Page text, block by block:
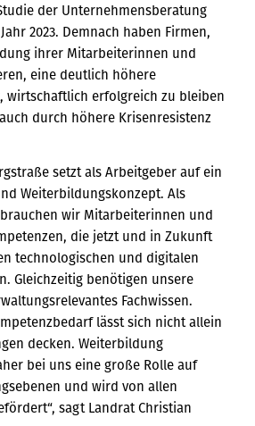
der Unternehmensberatung
2023. Demnach haben Firmen,
ihrer Mitarbeiterinnen und
eine deutlich höhere
wirtschaftlich erfolgreich zu bleiben
durch höhere Krisenresistenz
setzt als Arbeitgeber auf ein
Weiterbildungskonzept. Als
wir Mitarbeiterinnen und
die jetzt und in Zukunft
technologischen und digitalen
Gleichzeitig benötigen unsere
Fachwissen.
lässt sich nicht allein
decken. Weiterbildung
bei uns eine große Rolle auf
und wird von allen
sagt Landrat Christian